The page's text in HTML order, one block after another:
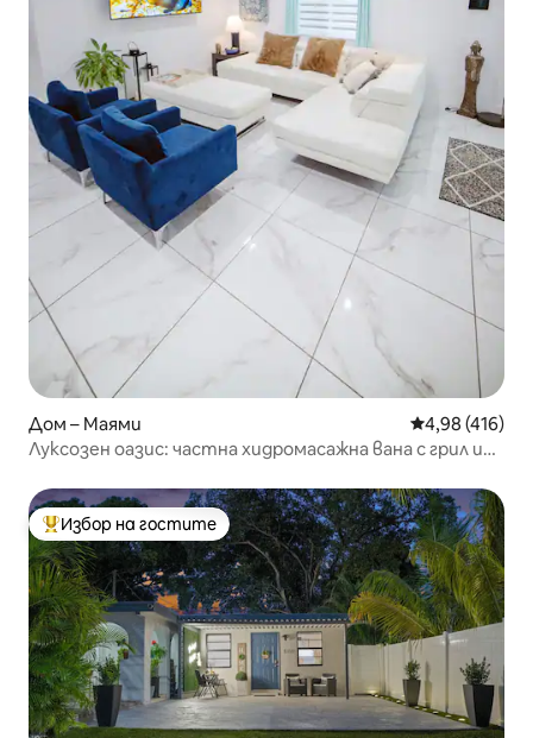
Дом – Маями Средна
4,98 (416)
Луксозен оазис: частна хидромасажна вана с грил и
Най-популярен избор на гостите
Избор на гостите